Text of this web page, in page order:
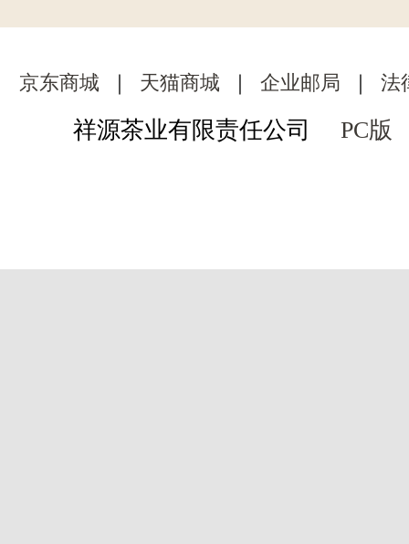
京东商城 ｜ 天猫商城 ｜ 企业邮局 ｜ 法
祥源茶业有限责任公司 PC版